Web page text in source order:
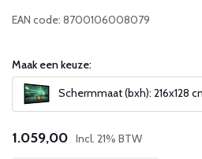
EAN code: 8700106008079
Maak een keuze:
Schermmaat (bxh): 216x128
1.059,00 Incl. 21% BTW